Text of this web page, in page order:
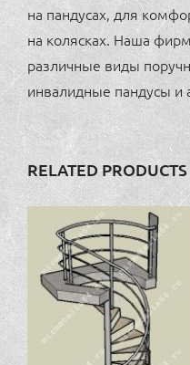
на пандусах, для
на колясках. Наша
различные виды
инвалидные пандусы и
RELATED PRODUCTS